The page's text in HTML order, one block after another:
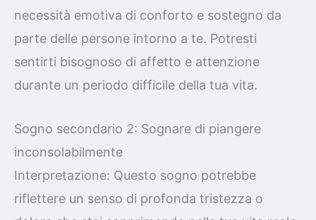
necessità emotiva di conforto e sostegno da
parte delle persone intorno a te. Potresti
sentirti bisognoso di affetto e attenzione
durante un periodo difficile della tua vita.
Sogno secondario 2: Sognare di piangere
inconsolabilmente
Interpretazione: Questo sogno potrebbe
riflettere un senso di profonda tristezza o